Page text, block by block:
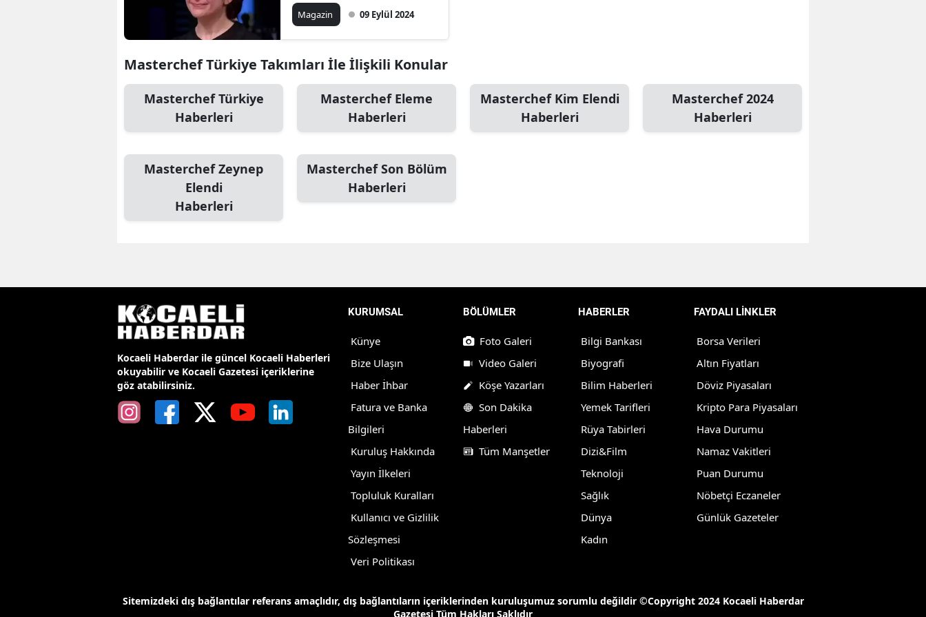
Bolu
Erzincan
Erzurum
Giresun
Gümüşhane
Isparta
Magazin 09 Eylül 2024
Masterchef Türkiye Takımları İle İlişkili Konular
Masterchef Türkiye
Haberleri
Masterchef Eleme
Haberleri
Masterchef Kim Elendi
Haberleri
Masterchef 2024
Haberleri
Masterchef Zeynep
Elendi
Haberleri
Masterchef Son Bölüm
Haberleri
Kocaeli Haberdar ile güncel Kocaeli Haberleri
okuyabilir ve Kocaeli Gazetesi içeriklerine
göz atabilirsiniz.
KURUMSAL
Künye
Bize Ulaşın
Haber İhbar
Fatura ve Banka
Bilgileri
Kuruluş Hakkında
Yayın İlkeleri
Topluluk Kuralları
Kullanıcı ve Gizlilik
Sözleşmesi
Veri Politikası
BÖLÜMLER
Foto Galeri
Video Galeri
Köşe Yazarları
Son Dakika
Haberleri
Tüm Manşetler
HABERLER
Bilgi Bankası
Biyografi
Bilim Haberleri
Yemek Tarifleri
Rüya Tabirleri
Dizi&Film
Teknoloji
Sağlık
Dünya
Kadın
FAYDALI LİNKLER
Borsa Verileri
Altın Fiyatları
Döviz Piyasaları
Kripto Para Piyasaları
Hava Durumu
Namaz Vakitleri
Puan Durumu
Nöbetçi Eczaneler
Günlük Gazeteler
Sitemizdeki dış bağlantılar referans amaçlıdır, dış bağlantıların içeriklerinden kuruluşumuz sorumlu değildir ©Copyright 2024 Kocaeli Haberdar
Gazetesi Tüm Hakları Saklıdır